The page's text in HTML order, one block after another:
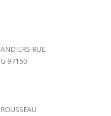
RUE
97150